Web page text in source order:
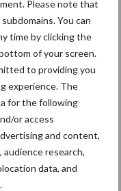
Please note that
You can
time by clicking the
of your screen.
to providing you
experience. The
for the following
or access
and content,
research,
data, and
Fokkerij